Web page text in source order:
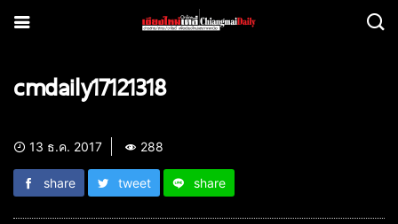
cmdaily17121318
13 ธ.ค. 2017 288
share tweet share